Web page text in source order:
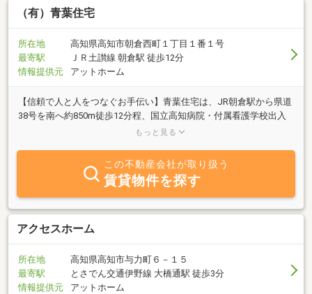
（有）青葉住宅
所在地
高知県高知市朝倉西町１丁目１番１号
最寄駅
ＪＲ土讃線 朝倉駅 徒歩12分
情報提供元
アットホーム
【信頼で人と人をつなぐお手伝い】青葉住宅は、JR朝倉駅から県道
38号を南へ約850m徒歩12分程、国立高知病院・付属看護学校出入
口すぐ北にお店が有ります。学生さん向けのアパート・マンション
地域の物件を数多く取り揃えております。高知大学周辺のお部屋探
しの事なら◆ＡＯＢＡ ＪＵＴＡＫＵ◆にお任せ下さい！！（売買
物件のお問い合わせもどうぞご利用下さい）
もっと見る
この不動産会社が取り扱う
賃貸物件を探す
アクセスホーム
所在地
高知県高知市与力町６－１５
最寄駅
とさでん交通伊野線 大橋通駅 徒歩3分
情報提供元
アットホーム